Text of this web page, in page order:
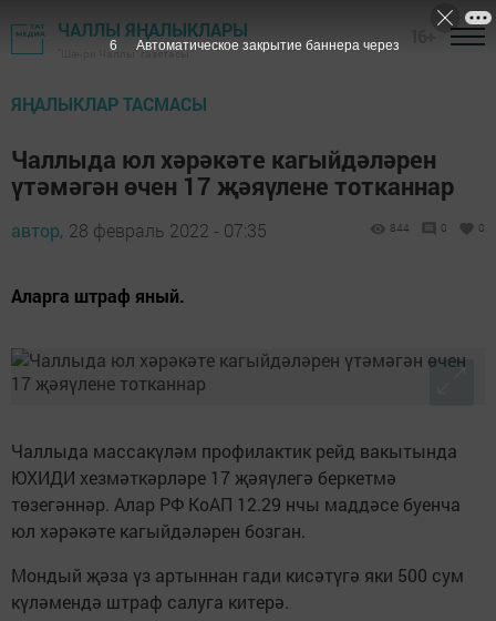
ЧАЛЛЫ ЯҢАЛЫКЛАРЫ
"Шәһри Чаллы" газетасы
ЯҢАЛЫКЛАР ТАСМАСЫ
Чаллыда юл хәрәкәте кагыйдәләрен
үтәмәгән өчен 17 җәяүлене тотканнар
автор, 28 февраль 2022 - 07:35 844 0 0
Аларга штраф яный.
Чаллыда массакүләм профилактик рейд вакытында
ЮХИДИ хезмәткәрләре 17 җәяүлегә беркетмә
төзегәннәр. Алар РФ КоАП 12.29 нчы маддәсе буенча
юл хәрәкәте кагыйдәләрен бозган.
Мондый җәза үз артыннан гади кисәтүгә яки 500 сум
күләмендә штраф салуга китерә.
5 Автоматическое закрытие баннера через